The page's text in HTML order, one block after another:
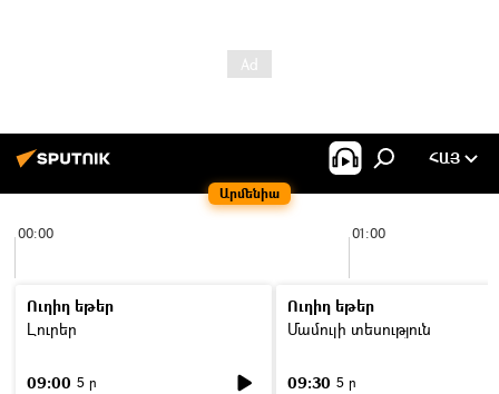
Արմենիա
ՀԱՅ
00:00 01:00
Ուղիղ եթեր
Լուրեր
09:00 5 ր
Ուղիղ եթեր
Մամուլի տեսություն
09:30 5 ր